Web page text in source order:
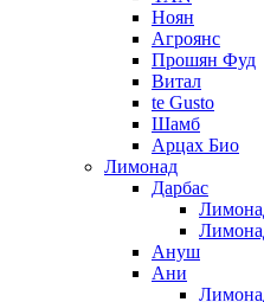
Ноян
Агроянс
Прошян Фуд
Витал
te Gusto
Шамб
Арцах Био
Лимонад
Дарбас
Ануш
Ани